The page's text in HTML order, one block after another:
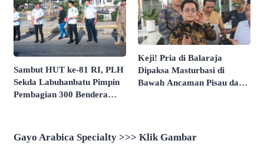
Sambut HUT ke-81 RI, PLH
Sekda Labuhanbatu Pimpin
Pembagian 300 Bendera
Keji! Pria di Balaraja
Dipaksa Masturbasi di
Bawah Ancaman Pisau dan
Gayo Arabica Specialty >>> Klik Gambar